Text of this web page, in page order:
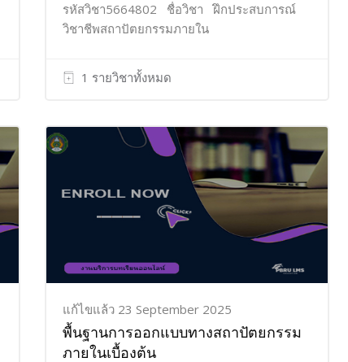
รหัสวิชา5664802 ชื่อวิชา ฝึกประสบการณ์
วิชาชีพสถาปัตยกรรมภายใน
1 รายวิชาทั้งหมด
แก้ไขแล้ว 23 September 2025
พื้นฐานการออกแบบทางสถาปัตยกรรม
ภายในเบื้องต้น